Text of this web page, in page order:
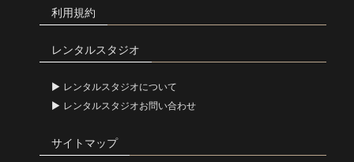
利用規約
レンタルスタジオ
レンタルスタジオについて
レンタルスタジオお問い合わせ
サイトマップ